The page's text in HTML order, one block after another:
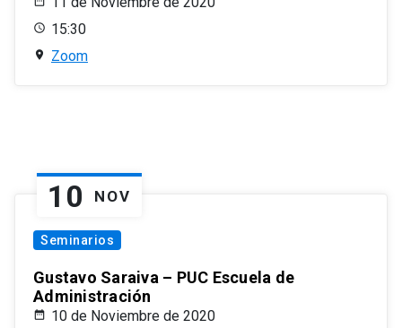
15:30
Zoom
10 NOV
Seminarios
Gustavo Saraiva – PUC Escuela de
Administración
10 de Noviembre de 2020